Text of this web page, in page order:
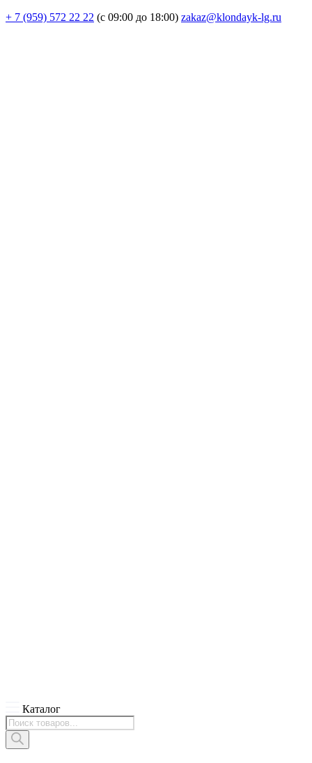
+ 7 (959) 572 22 22 (с 09:00 до 18:00) zakaz@klondayk-lg.ru
Каталог
Поиск
товаров